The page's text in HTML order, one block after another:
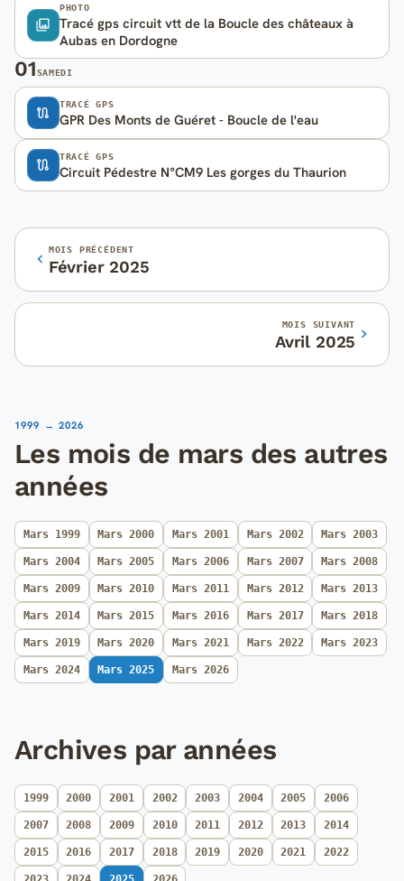
PHOTO
Tracé gps circuit vtt de la Boucle des châteaux à
Aubas en Dordogne
01SAMEDI
TRACÉ GPS
GPR Des Monts de Guéret - Boucle de l'eau
TRACÉ GPS
Circuit Pédestre N°CM9 Les gorges du Thaurion
MOIS PRÉCÉDENT
Février 2025
MOIS SUIVANT
Avril 2025
1999 → 2026
Les mois de mars des autres
années
Mars 1999 Mars 2000 Mars 2001 Mars 2002 Mars 2003
Mars 2004 Mars 2005 Mars 2006 Mars 2007 Mars 2008
Mars 2009 Mars 2010 Mars 2011 Mars 2012 Mars 2013
Mars 2014 Mars 2015 Mars 2016 Mars 2017 Mars 2018
Mars 2019 Mars 2020 Mars 2021 Mars 2022 Mars 2023
Mars 2024 Mars 2025 Mars 2026
Archives par années
1999 2000 2001 2002 2003 2004 2005 2006
2007 2008 2009 2010 2011 2012 2013 2014
2015 2016 2017 2018 2019 2020 2021 2022